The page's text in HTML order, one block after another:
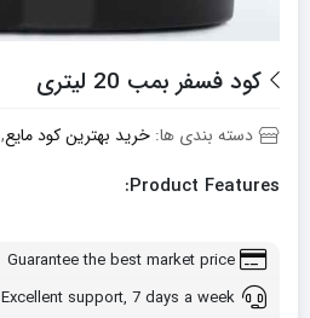
کود فسفر بمب 20 لیتری
دسته بندی ها: خرید بهترین کود مایع,
Product Features:
Guarantee the best market price
Excellent support, 7 days a week